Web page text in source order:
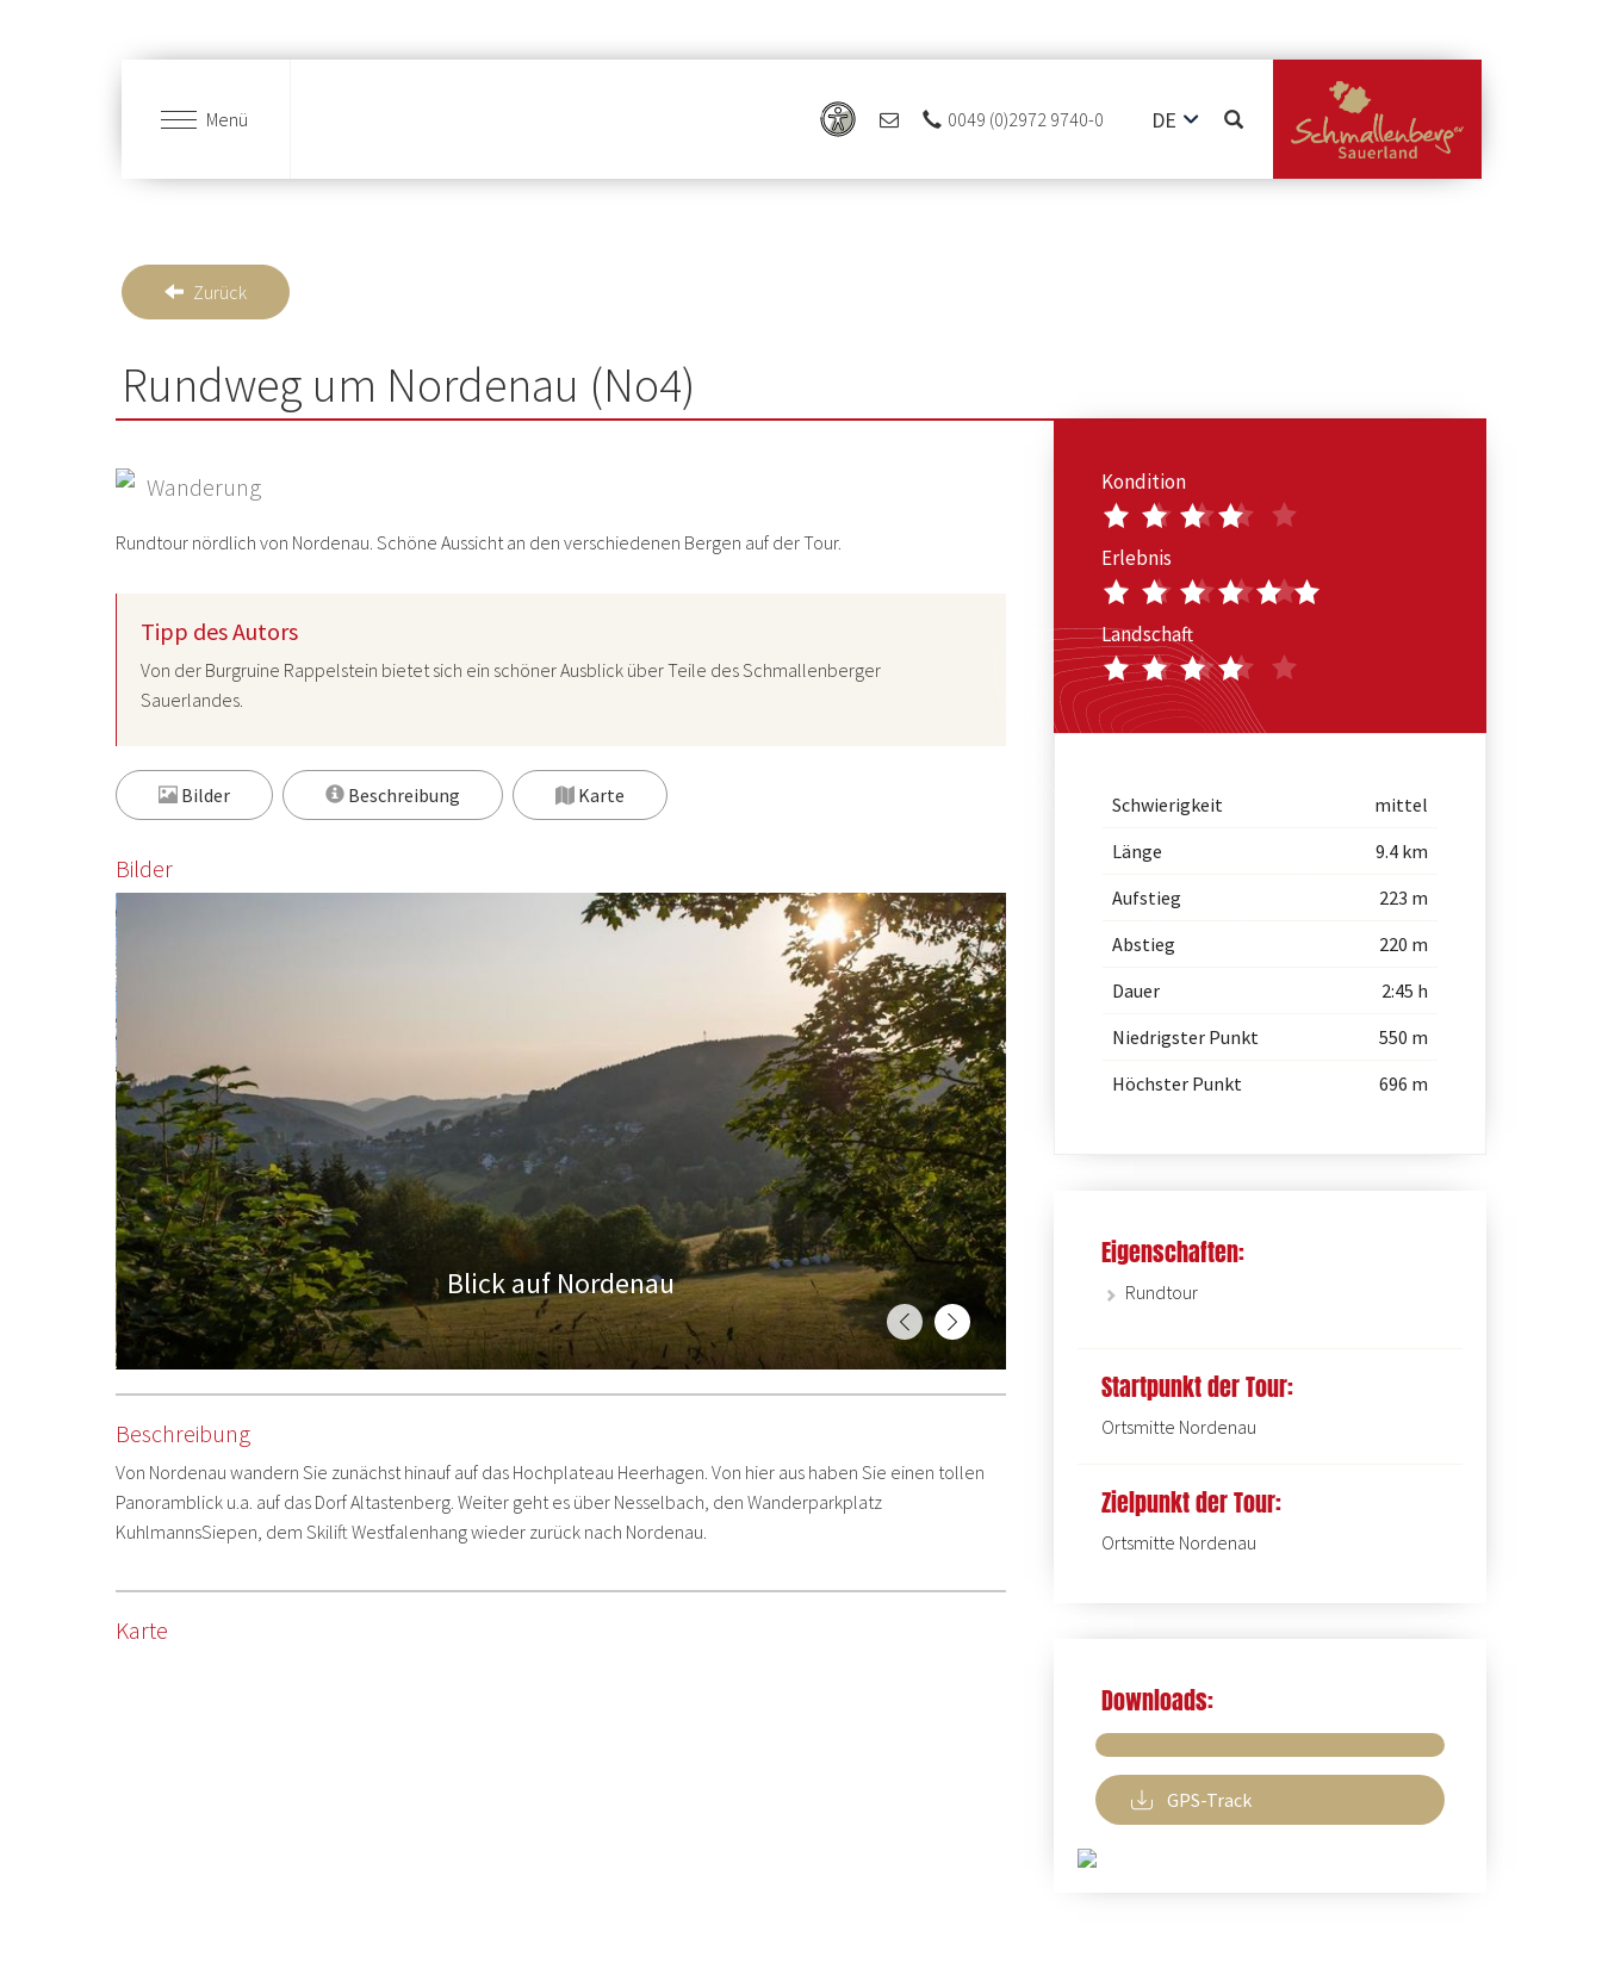
Menü 0049 (0)2972 9740-0
DE
NL
Zurück
Rundweg um Nordenau (No4)
Wanderung
Rundtour nördlich von Nordenau. Schöne Aussicht an den verschiedenen Bergen auf der Tour.
Tipp des Autors
Von der Burgruine Rappelstein bietet sich ein schöner Ausblick über Teile des Schmallenberger
Sauerlandes.
Bilder Beschreibung Karte
Bilder
Blick auf Nordenau Wanderportal und Wanderparkplatz
Beschreibung
Von Nordenau wandern Sie zunächst hinauf auf das Hochplateau Heerhagen. Von hier aus haben Sie einen tollen
Panoramblick u.a. auf das Dorf Altastenberg. Weiter geht es über Nesselbach, den Wanderparkplatz
KuhlmannsSiepen, dem Skilift Westfalenhang wieder zurück nach Nordenau.
Karte
Kondition
Erlebnis
Landschaft
Schwierigkeit
mittel
Länge
9.4 km
Aufstieg
223 m
Abstieg
220 m
Dauer
2:45 h
Niedrigster Punkt
550 m
Höchster Punkt
696 m
Eigenschaften:
Rundtour
Startpunkt der Tour:
Ortsmitte Nordenau
Zielpunkt der Tour:
Ortsmitte Nordenau
Downloads:
GPS-Track